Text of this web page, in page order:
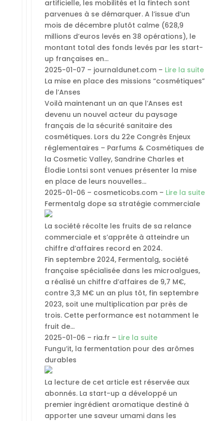
artificielle, les mobilités et la fintech sont
parvenues à se démarquer. A l’issue d’un
mois de décembre plutôt calme (628,9
millions d’euros levés en 38 opérations), le
montant total des fonds levés par les start-
up françaises en…
2025-01-07 – journaldunet.com – Lire la suite
La mise en place des missions “cosmétiques”
de l’Anses
Voilà maintenant un an que l’Anses est
devenu un nouvel acteur du paysage
français de la sécurité sanitaire des
cosmétiques. Lors du 22e Congrès Enjeux
réglementaires – Parfums & Cosmétiques de
la Cosmetic Valley, Sandrine Charles et
Élodie Lontsi sont venues présenter la mise
en place de leurs nouvelles…
2025-01-06 – cosmeticobs.com – Lire la suite
Fermentalg dope sa stratégie commerciale
La société récolte les fruits de sa relance
commerciale et s’apprête à atteindre un
chiffre d’affaires record en 2024.
Fin septembre 2024, Fermentalg, société
française spécialisée dans les microalgues,
a réalisé un chiffre d’affaires de 9,7 M€,
contre 3,3 M€ un an plus tôt, fin septembre
2023, soit une multiplication par près de
trois. Cette performance est notamment le
fruit de…
2025-01-06 – ria.fr – Lire la suite
Fungu’it, la fermentation pour des arômes
durables
La lecture de cet article est réservée aux
abonnés. La start-up a développé un
premier ingrédient aromatique destiné à
apporter une saveur umami dans les